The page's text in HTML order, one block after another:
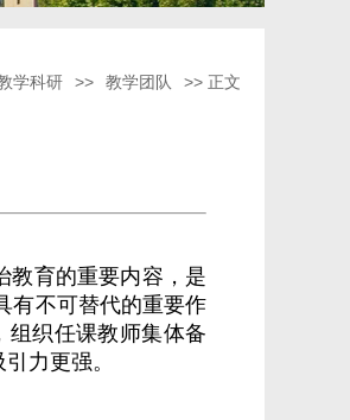
学科研 >> 教学团队 >> 正文
教育的重要内容，是
有不可替代的重要作
组织任课教师集体备
力更强。